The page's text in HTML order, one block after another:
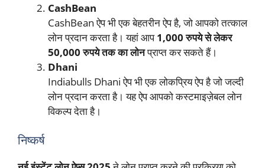
CashBean
CashBean ऐप भी एक बेहतरीन ऐप है, जो आपको तत्काल
लोन प्रदान करता है। यहां आप1,000 रुपये से लेकर
50,000 रुपये तक का लोनप्राप्त कर सकते हैं।
Dhani
Indiabulls Dhani ऐप भी एक लोकप्रिय ऐप है जो जल्दी
लोन प्रदान करता है। यह ऐप आपको कस्टमाइज़ेबल लोन
विकल्प देता है।
निष्कर्ष